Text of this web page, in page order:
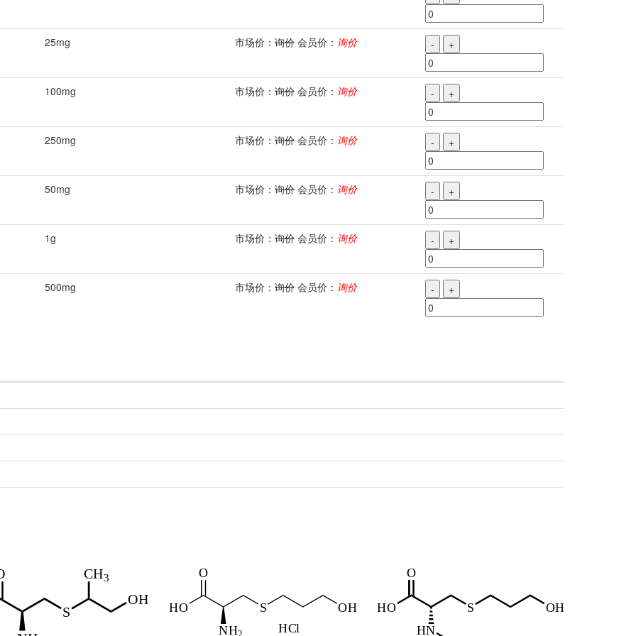
25mg 市场价： 询价 会员价： 询价 - +
100mg 市场价： 询价 会员价： 询价 - +
250mg 市场价： 询价 会员价： 询价 - +
50mg 市场价： 询价 会员价： 询价 - +
1g 市场价： 询价 会员价： 询价 - +
500mg 市场价： 询价 会员价： 询价 - +